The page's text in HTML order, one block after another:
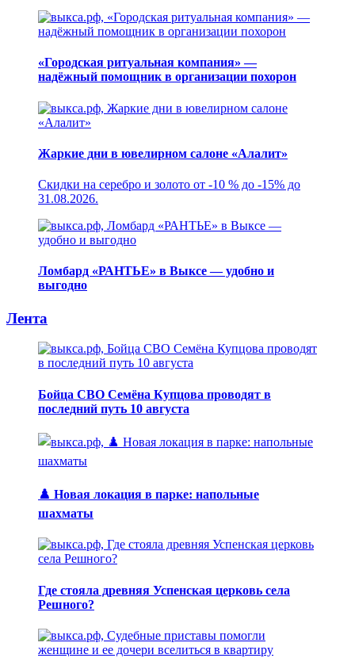
«Городская ритуальная компания» —
надёжный помощник в организации похорон
Жаркие дни в ювелирном салоне «Алалит»
Скидки на серебро и золото от -10 % до -15% до
31.08.2026.
Ломбард «РАНТЬЕ» в Выксе — удобно и
выгодно
Лента
Бойца СВО Семёна Купцова проводят в
последний путь 10 августа
♟️ Новая локация в парке: напольные
шахматы
Где стояла древняя Успенская церковь села
Решного?